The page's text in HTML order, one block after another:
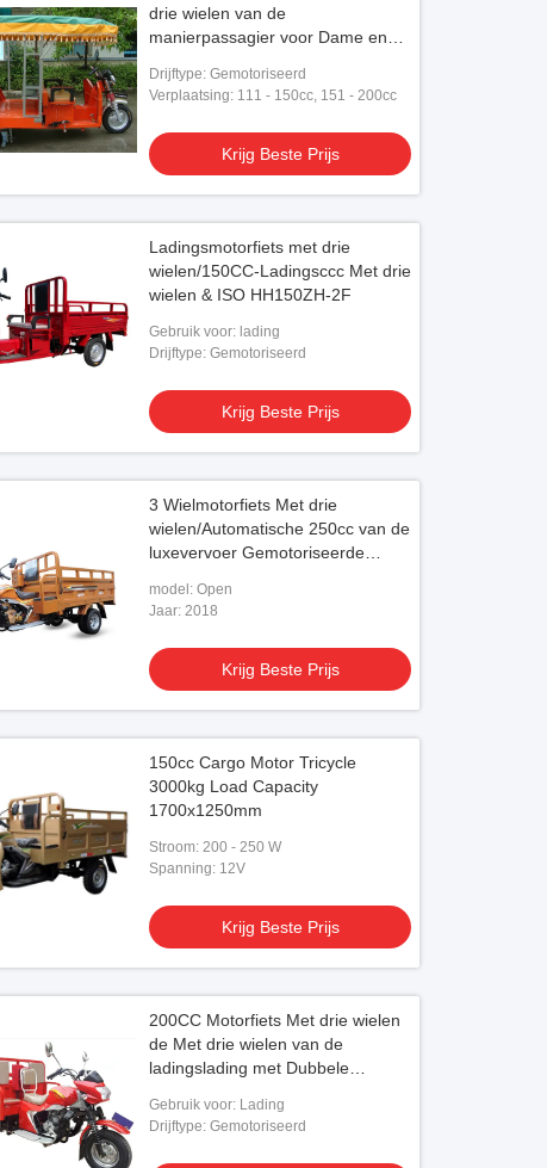
drie wielen van de
manierpassagier voor Dame en
Drijftype: Gemotoriseerd
Verplaatsing: 111 - 150cc, 151 - 200cc
Krijg Beste Prijs
Ladingsmotorfiets met drie
wielen/150CC-Ladingsccc Met drie
wielen & ISO HH150ZH-2F
Gebruik voor: lading
Drijftype: Gemotoriseerd
Krijg Beste Prijs
3 Wielmotorfiets Met drie
wielen/Automatische 250cc van de
luxevervoer Gemotoriseerde
model: Open
Jaar: 2018
Krijg Beste Prijs
150cc Cargo Motor Tricycle
3000kg Load Capacity
1700x1250mm
Stroom: 200 - 250 W
Spanning: 12V
Krijg Beste Prijs
200CC Motorfiets Met drie wielen
de Met drie wielen van de
ladingslading met Dubbele
Gebruik voor: Lading
Drijftype: Gemotoriseerd